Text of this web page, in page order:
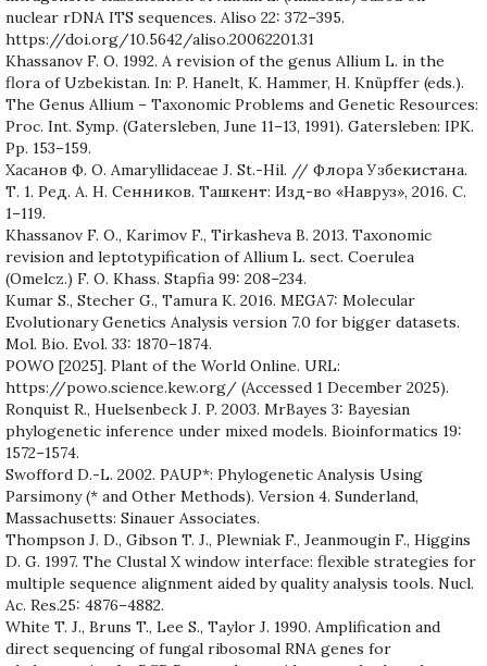
nuclear rDNA ITS sequences. Aliso 22: 372–395.
https://doi.org/10.5642/aliso.20062201.31
Khassanov F. O. 1992. A revision of the genus Allium L. in the
flora of Uzbekistan. In: P. Hanelt, K. Hammer, H. Knüpffer (eds.).
The Genus Allium – Taxonomic Problems and Genetic Resources:
Proc. Int. Symp. (Gatersleben, June 11–13, 1991). Gatersleben: IPK.
Pp. 153–159.
Хасанов Ф. О. Amaryllidaceae J. St.-Hil. // Флора Узбекистана.
Т. 1. Ред. А. Н. Сенников. Ташкент: Изд-во «Навруз», 2016. С.
1–119.
Khassanov F. O., Karimov F., Tirkasheva B. 2013. Taxonomic
revision and leptotypification of Allium L. sect. Coerulea
(Omelcz.) F. O. Khass. Stapfia 99: 208–234.
Kumar S., Stecher G., Tamura K. 2016. MEGA7: Molecular
Evolutionary Genetics Analysis version 7.0 for bigger datasets.
Mol. Bio. Evol. 33: 1870–1874.
POWO [2025]. Plant of the World Online. URL:
https://powo.science.kew.org/ (Accessed 1 December 2025).
Ronquist R., Huelsenbeck J. P. 2003. MrBayes 3: Bayesian
phylogenetic inference under mixed models. Bioinformatics 19:
1572–1574.
Swofford D.-L. 2002. PAUP*: Phylogenetic Analysis Using
Parsimony (* and Other Methods). Version 4. Sunderland,
Massachusetts: Sinauer Associates.
Thompson J. D., Gibson T. J., Plewniak F., Jeanmougin F., Higgins
D. G. 1997. The Clustal X window interface: flexible strategies for
multiple sequence alignment aided by quality analysis tools. Nucl.
Ac. Res.25: 4876–4882.
White T. J., Bruns T., Lee S., Taylor J. 1990. Amplification and
direct sequencing of fungal ribosomal RNA genes for